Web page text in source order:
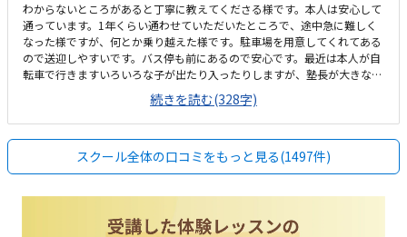
わからないところがあると丁寧に教えてくださる様です。本人は安心して
通っています。1年くらい通わせていただいたところで、途中急に難しく
なった様ですが、何とか乗り越えた様です。駐車場を用意してくれてある
ので送迎しやすいです。バス停も前にあるので安心です。最近は本人が自
転車で行きますいろいろな子が出たり入ったりしますが、塾長が大きな声
で挨拶してくれるおかげかみんなきちんと挨拶をして入ってきます安いと
ありがたいですが、現在でも満足です。もともと予算は考えてなかったの
ですが、思ったよりも高いなと思った気がしますが、子供が楽しそうに通
っているので頑張ります。わからないところがあっても丁寧に指導しても
らえる様です。楽しく通わせてもらってます。特に思い当たりません
続きを読む(328字)
スクール全体の口コミをもっと見る(1497件)